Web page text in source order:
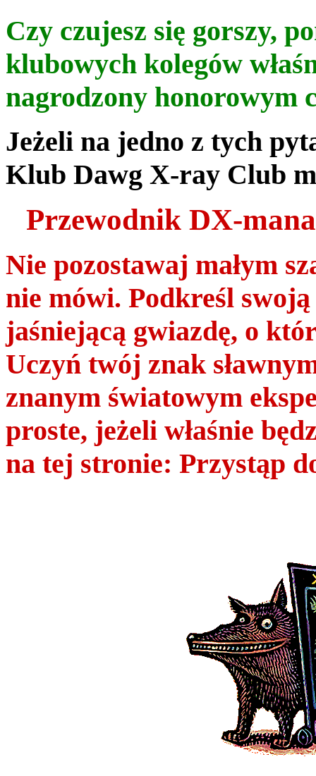
Czy czujesz się gorszy,
klubowych kolegów
nagrodzony honorowym
Jeżeli na jedno z tych
Klub Dawg X-ray Club
Przewodnik DX-
Nie pozostawaj małym
nie mówi. Podkreśl
jaśniejącą gwiazdę, o
Uczyń twój znak
znanym światowym
proste, jeżeli właśnie
na tej stronie: Przystąp